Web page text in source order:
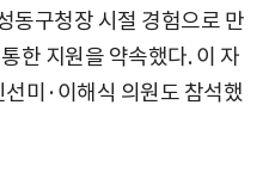
동구청장 시절 경험으로 만
한 지원을 약속했다. 이 자
미·이해식 의원도 참석했